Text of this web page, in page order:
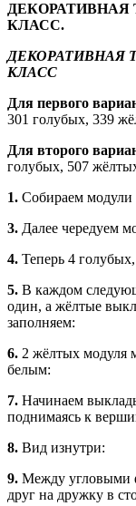
ДЕКОРАТИВНАЯ
КЛАСС.
ДЕКОРАТИВНАЯ
КЛАСС
Для первого
301 голубых, 339
Для второго
голубых, 507
1. Собираем модули
3. Далее чередуем
4. Теперь 4
5. В каждом
один, а жёлтые
заполняем:
6. 2 жёлтых модуля
белым:
7. Начинаем
поднимаясь к
8. Вид изнутри:
9. Между угловыми
друг на дружку в